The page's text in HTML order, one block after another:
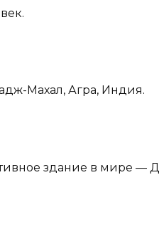
Махал, Агра, Индия.
здание в мире —